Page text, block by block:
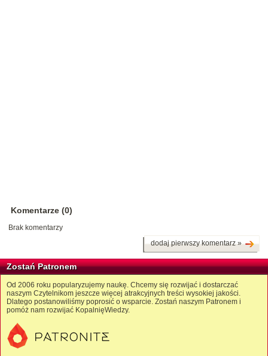
Komentarze (0)
Brak komentarzy
dodaj pierwszy komentarz »
Zostań Patronem
Od 2006 roku popularyzujemy naukę. Chcemy się rozwijać i dostarczać
naszym Czytelnikom jeszcze więcej atrakcyjnych treści wysokiej jakości.
Dlatego postanowiliśmy poprosić o wsparcie. Zostań naszym Patronem i
pomóż nam rozwijać KopalnięWiedzy.